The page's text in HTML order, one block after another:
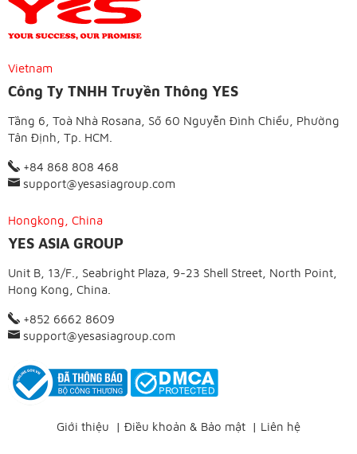
Vietnam
Công Ty TNHH Truyền Thông YES
Tầng 6, Toà Nhà Rosana, Số 60 Nguyễn Đình Chiểu, Phường
Tân Định, Tp. HCM.
+84 868 808 468
support@yesasiagroup.com
Hongkong, China
YES ASIA GROUP
Unit B, 13/F., Seabright Plaza, 9-23 Shell Street, North Point,
Hong Kong, China.
+852 6662 8609
support@yesasiagroup.com
Giới thiệu | Điều khoản & Bảo mật | Liên hệ